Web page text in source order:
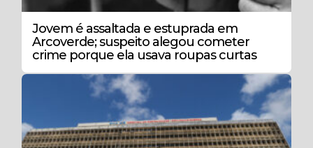
Jovem é assaltada e estuprada em
Arcoverde; suspeito alegou cometer
crime porque ela usava roupas curtas